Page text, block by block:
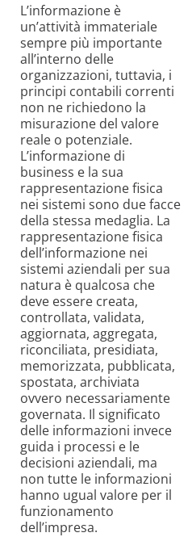
L’informazione è
un’attività immateriale
sempre più importante
all’interno delle
organizzazioni, tuttavia, i
principi contabili correnti
non ne richiedono la
misurazione del valore
reale o potenziale.
L’informazione di
business e la sua
rappresentazione fisica
nei sistemi sono due facce
della stessa medaglia. La
rappresentazione fisica
dell’informazione nei
sistemi aziendali per sua
natura è qualcosa che
deve essere creata,
controllata, validata,
aggiornata, aggregata,
riconciliata, presidiata,
memorizzata, pubblicata,
spostata, archiviata
ovvero necessariamente
governata. Il significato
delle informazioni invece
guida i processi e le
decisioni aziendali, ma
non tutte le informazioni
hanno ugual valore per il
funzionamento
dell’impresa.